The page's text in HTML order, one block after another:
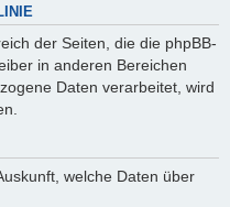
der Seiten, die die phpBB-
in anderen Bereichen
Daten verarbeitet, wird
welche Daten über